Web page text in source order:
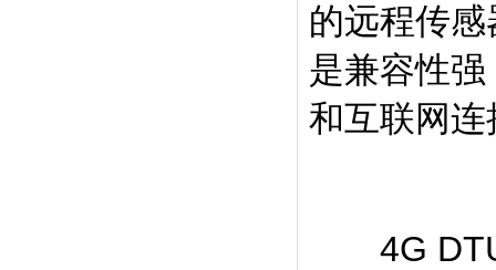
的远程传
是兼容性
和互联网
4G DTU